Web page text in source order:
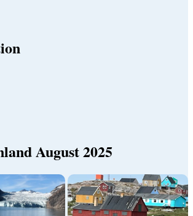
August 2025